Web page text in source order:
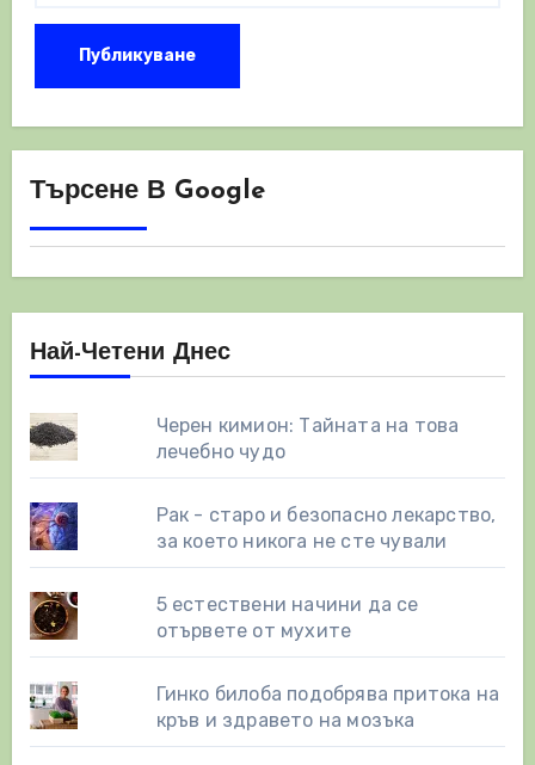
Търсене В Google
Най-Четени Днес
Черен кимион: Тайната на това
лечебно чудо
Рак - старо и безопасно лекарство,
за което никога не сте чували
5 естествени начини да се
отървете от мухите
Гинко билоба подобрява притока на
кръв и здравето на мозъка